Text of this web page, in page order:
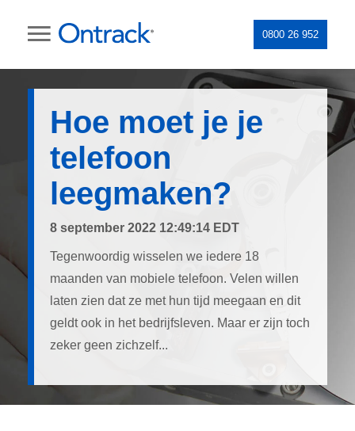
0800 26 952
Hoe moet je je
telefoon
leegmaken?
8 september 2022 12:49:14 EDT
Tegenwoordig wisselen we iedere 18
maanden van mobiele telefoon. Velen willen
laten zien dat ze met hun tijd meegaan en dit
geldt ook in het bedrijfsleven. Maar er zijn toch
zeker geen zichzelf...